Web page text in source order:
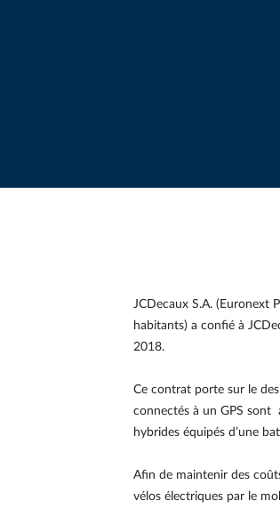
JCDecaux S.A. (Euronext
habitants) a confié à
2018.
Ce contrat porte sur le
connectés à un GPS sont
hybrides équipés d’une
Afin de maintenir des
vélos électriques par le